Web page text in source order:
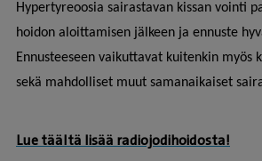
Hypertyreoosia sairastavan kissan vointi
hoidon aloittamisen jälkeen ja ennuste
Ennusteeseen vaikuttavat kuitenkin myös
sekä mahdolliset muut samanaikaiset
Lue täältä lisää radiojodihoidosta!